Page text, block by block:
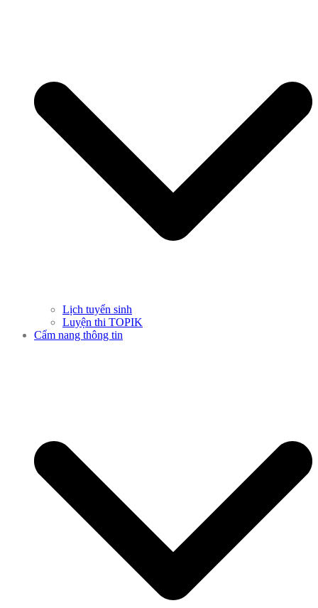
Lịch tuyển sinh
Luyện thi TOPIK
Cẩm nang thông tin